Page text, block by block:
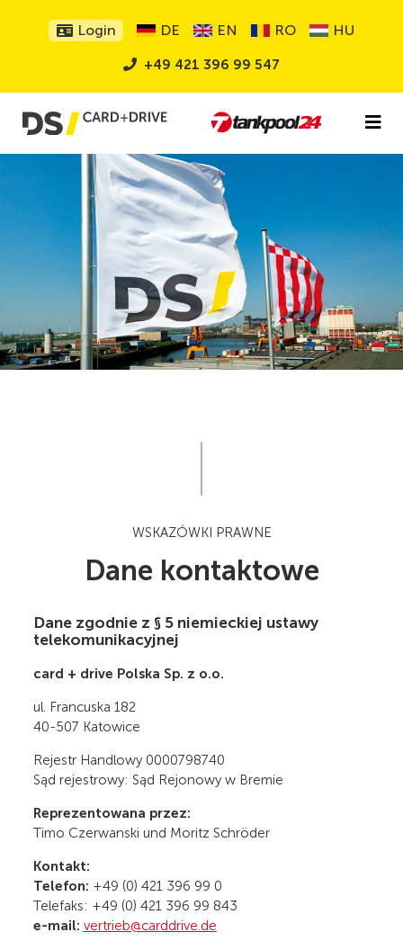
+49 421 396 99 547
Login DE EN RO HU
WSKAZÓWKI PRAWNE
Dane kontaktowe
Dane zgodnie z § 5 niemieckiej ustawy
telekomunikacyjnej
card + drive Polska Sp. z o.o.
ul. Francuska 182
40-507 Katowice
Rejestr Handlowy 0000798740
Sąd rejestrowy: Sąd Rejonowy w Bremie
Reprezentowana przez:
Timo Czerwanski und Moritz Schröder
Kontakt:
Telefon: +49 (0) 421 396 99 0
Telefaks: +49 (0) 421 396 99 843
e-mail: vertrieb@carddrive.de